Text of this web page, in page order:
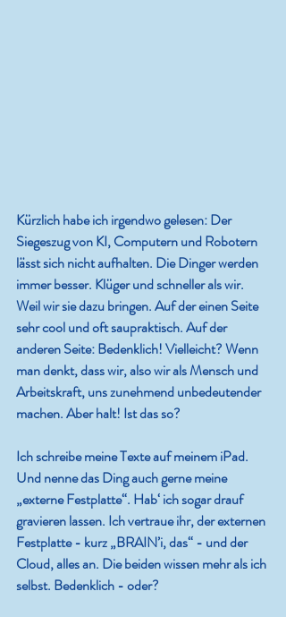
Kürzlich habe ich irgendwo gelesen: Der
Siegeszug von KI, Computern und Robotern
lässt sich nicht aufhalten. Die Dinger werden
immer besser. Klüger und schneller als wir.
Weil wir sie dazu bringen. Auf der einen Seite
sehr cool und oft saupraktisch. Auf der
anderen Seite: Bedenklich! Vielleicht? Wenn
man denkt, dass wir, also wir als Mensch und
Arbeitskraft, uns zunehmend unbedeutender
machen. Aber halt! Ist das so?
Ich schreibe meine Texte auf meinem iPad.
Und nenne das Ding auch gerne meine
„externe Festplatte“. Hab‘ ich sogar drauf
gravieren lassen. Ich vertraue ihr, der externen
Festplatte - kurz „BRAIN’i, das“ - und der
Cloud, alles an. Die beiden wissen mehr als ich
selbst. Bedenklich - oder?